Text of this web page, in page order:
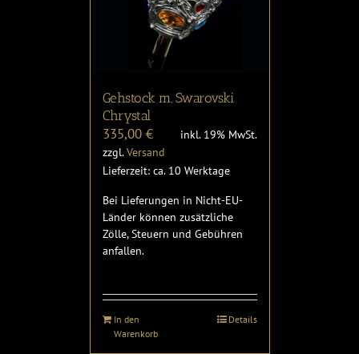
Gehstock m. Swarovski
Chrystal
335,00 €
inkl. 19% MwSt.
zzgl.Versand
Lieferzeit: ca. 10 Werktage
Bei Lieferungen in Nicht-EU-
Länder können zusätzliche
Zölle, Steuern und Gebühren
anfallen.
In den
Warenkorb
Details